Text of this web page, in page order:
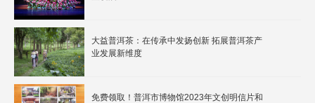
大益普洱茶：在传承中发扬创新 拓展普洱茶产
业发展新维度
免费领取！普洱市博物馆2023年文创明信片和